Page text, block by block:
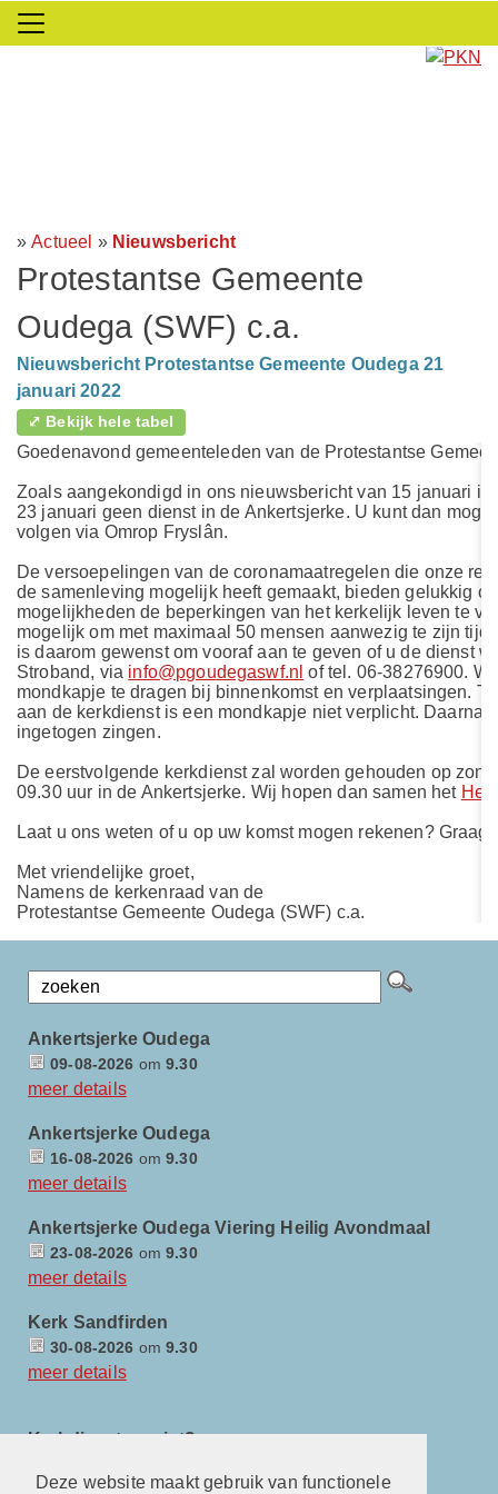
Deze website maakt gebruik van functionele
»Actueel » Nieuwsbericht
Protestantse Gemeente
Oudega (SWF) c.a.
Nieuwsbericht Protestantse Gemeente Oudega 21
januari 2022
⤢ Bekijk hele tabel
Goedenavond gemeenteleden van de Protestantse
Zoals aangekondigd in ons nieuwsbericht van 15 januari is
23 januari geen dienst in de Ankertsjerke. U kunt dan
volgen via Omrop Fryslân.
De versoepelingen van de coronamaatregelen die onze
de samenleving mogelijk heeft gemaakt, bieden gelukkig
mogelijkheden de beperkingen van het kerkelijk leven te
mogelijk om met maximaal 50 mensen aanwezig te zijn
is daarom gewenst om vooraf aan te geven of u de dienst
Stroband, via info@pgoudegaswf.nl of tel. 06-38276900.
mondkapje te dragen bij binnenkomst en verplaatsingen.
aan de kerkdienst is een mondkapje niet verplicht.
ingetogen zingen.
De eerstvolgende kerkdienst zal worden gehouden op
09.30 uur in de Ankertsjerke. Wij hopen dan samen het
Laat u ons weten of u op uw komst mogen rekenen? Graag
Met vriendelijke groet,
Namens de kerkenraad van de
Protestantse Gemeente Oudega (SWF) c.a.
Ankertsjerke Oudega
09-08-2026 om9.30
meer details
Ankertsjerke Oudega
16-08-2026 om9.30
meer details
Ankertsjerke Oudega Viering Heilig Avondmaal
23-08-2026 om9.30
meer details
Kerk Sandfirden
30-08-2026 om9.30
meer details
Kerkdienst gemist?